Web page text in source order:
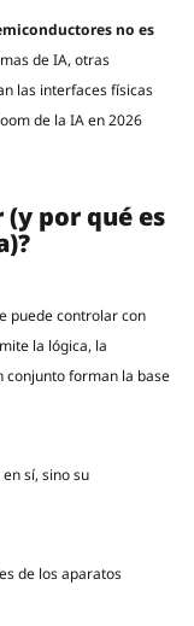
no es
de IA, otras
las interfaces físicas
de la IA en 2026
(y por qué es
puede controlar con
la lógica, la
conjunto forman la base
sí, sino su
de los aparatos